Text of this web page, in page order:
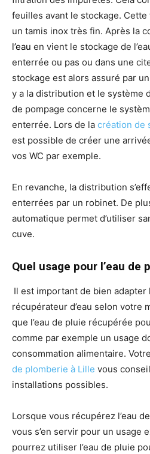
feuilles avant le stockage.
un tamis inox très fin. Après la
l’eau en vient le stockage de
enterrée ou pas ou dans une
stockage est alors assuré par
y a la distribution et le système
de pompage concerne le
enterrée. Lors de la création de
est possible de créer une
vos WC par exemple.
En revanche, la distribution
enterrées par un robinet. De
automatique permet d’utiliser
cuve.
Quel usage pour l’eau de
Il est important de bien adapter
récupérateur d’eau selon votre
que l’eau de pluie récupérée
comme par exemple un usage
consommation alimentaire.
de plomberie à Lille vous
installations possibles.
Lorsque vous récupérez l’eau
vous s’en servir pour un usage
pourrez utiliser l’eau de pluie